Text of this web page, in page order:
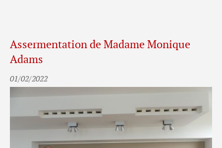
Assermentation de Madame Monique
Adams
01/02/2022